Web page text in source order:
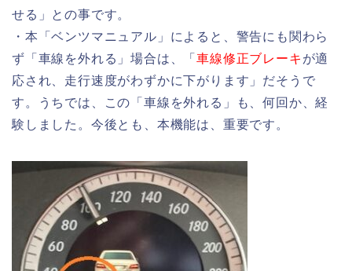
せる」との事です。
・本「ベンツマニュアル」によると、警告にも関わら
ず「車線を外れる」場合は、「車線修正ブレーキ が適
応され、走行速度がわずかに下がります」だそうで
す。うちでは、この「車線を外れる」も、何回か、経
験しました。今後とも、本機能は、重要です。